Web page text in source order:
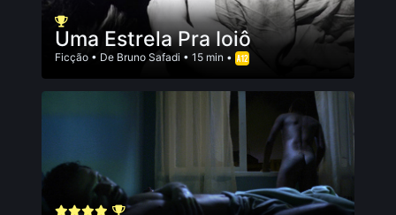
Uma Estrela Pra Ioiô
Ficção • De Bruno Safadi • 15 min •